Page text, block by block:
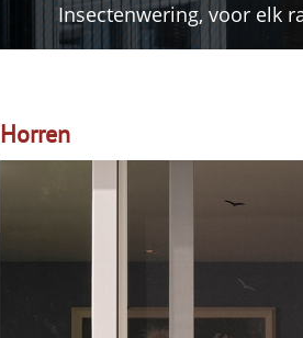
Insectenwering, voor elk
Horren